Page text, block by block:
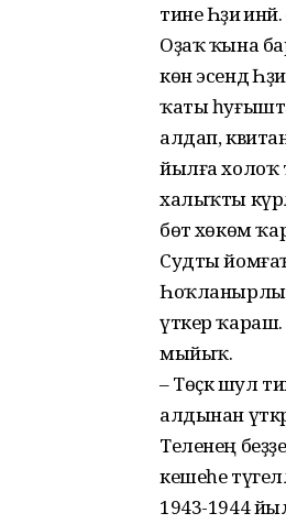
тине Һәҙиә
Оҙаҡ ҡына
көн эсендә
ҡаты
алдап,
йылға холоҡ
халыҡты
бөтә хөкөм
Судты
үткер
мыйыҡ.
– Төҫкә шул
алдынан
Теленең
кешеһе
1943-1944